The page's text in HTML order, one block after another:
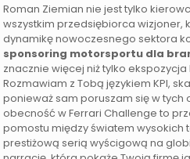
Roman Ziemian nie jest tylko
wszystkim przedsiębiorca wizjoner,
dynamikę nowoczesnego sektora
sponsoring motorsportu dla
znacznie więcej niż tylko
Rozmawiam z Tobą językiem KPI,
ponieważ sam poruszam się w tych
obecność w Ferrari Challenge to
pomostu między światem wysokich
prestiżową serią wyścigową na